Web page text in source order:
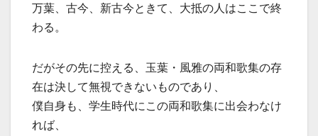
万葉、古今、新古今ときて、大抵の人はここで終
わる。
だがその先に控える、玉葉・風雅の両和歌集の存
在は決して無視できないものであり、
僕自身も、学生時代にこの両和歌集に出会わなけ
れば、